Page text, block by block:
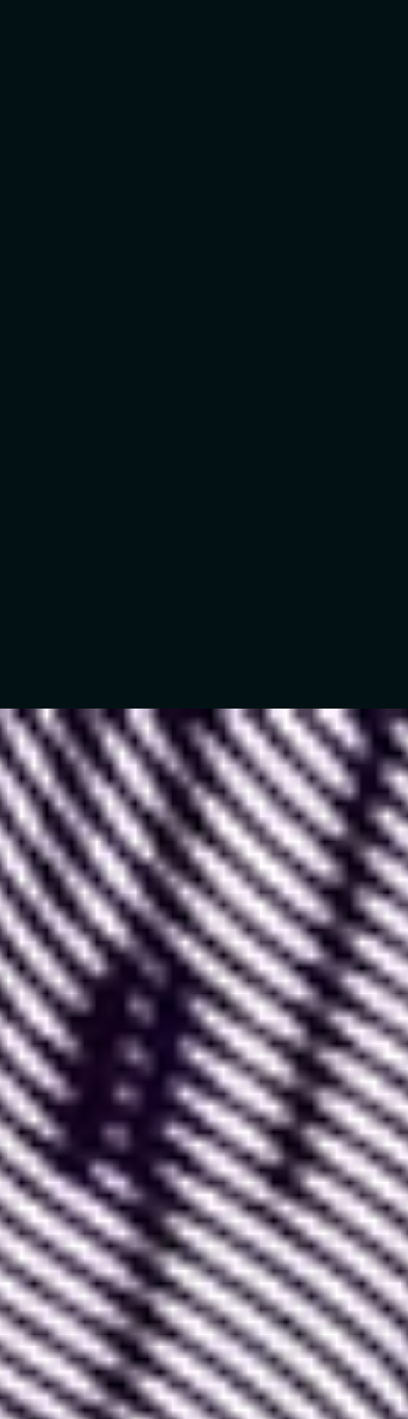
De nombreux facteurs font de Figma l’outil de
design web le plus performant et le plus populaire
aujourd’hui.
On peut par exemple penser à sa facilité
d’utilisation, son ergonomie, ou encore sa
communauté et les plugins qui y sont disponibles.
Toutefois, un des plus gros avantages de Figma est
quecet outil est réellement pensé et conçu
pour le design de produits digitaux.
De ce fait, les fonctionnalités pour aider les
designers et les développeurs dans leur travail y
sont nombreuses et optimisées.
La création et l’utilisation de composants est l’une
des fonctionnalités les plus utiles, différenciantes et
complètes de Figma.
Si vous souhaitez découvrir Figma, consultez notre
article qui vous présente ce qu’est Figma et
comment bien utiliser l’outil, ou notre top de
conseils pour bien démarrer sur Figma.